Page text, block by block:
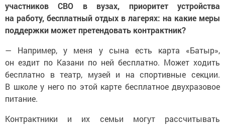
участников СВО в вузах, приоритет устройства
на работу, бесплатный отдых в лагерях: на какие меры
поддержки может претендовать контрактник?
— Например, у меня у сына есть карта «Батыр»,
он ездит по Казани по ней бесплатно. Может ходить
бесплатно в театр, музей и на спортивные секции.
В школе у него по этой карте бесплатное двухразовое
питание.
Контрактники и их семьи могут рассчитывать